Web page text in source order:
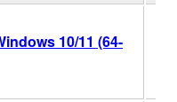
10/11 (64-